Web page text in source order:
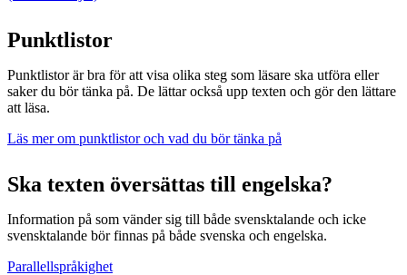
Punktlistor
Punktlistor är bra för att visa olika steg som läsare ska utföra eller
saker du bör tänka på. De lättar också upp texten och gör den lättare
att läsa.
Läs mer om punktlistor och vad du bör tänka på
Ska texten översättas till engelska?
Information på som vänder sig till både svensktalande och icke
svensktalande bör finnas på både svenska och engelska.
Parallellspråkighet